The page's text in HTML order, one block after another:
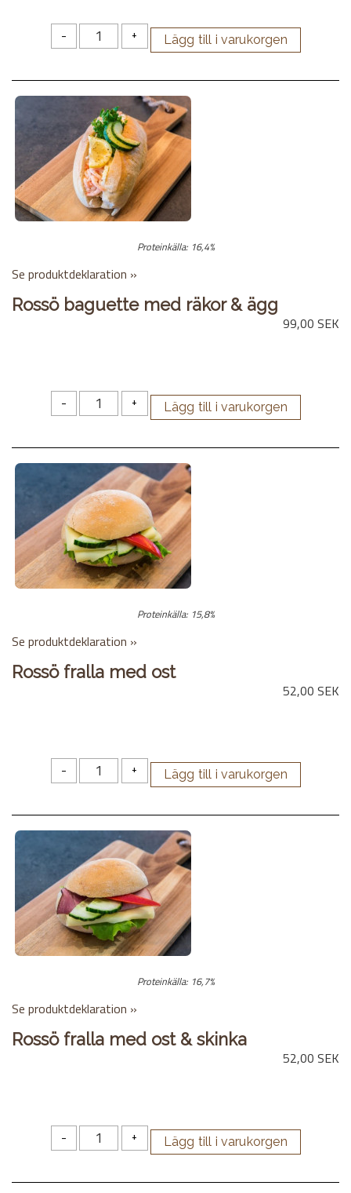
- +
Proteinkälla: 16,4%
Se produktdeklaration »
Rossö baguette med räkor & ägg
99,00 SEK
- +
Proteinkälla: 15,8%
Se produktdeklaration »
Rossö fralla med ost
52,00 SEK
- +
Proteinkälla: 16,7%
Se produktdeklaration »
Rossö fralla med ost & skinka
52,00 SEK
- +